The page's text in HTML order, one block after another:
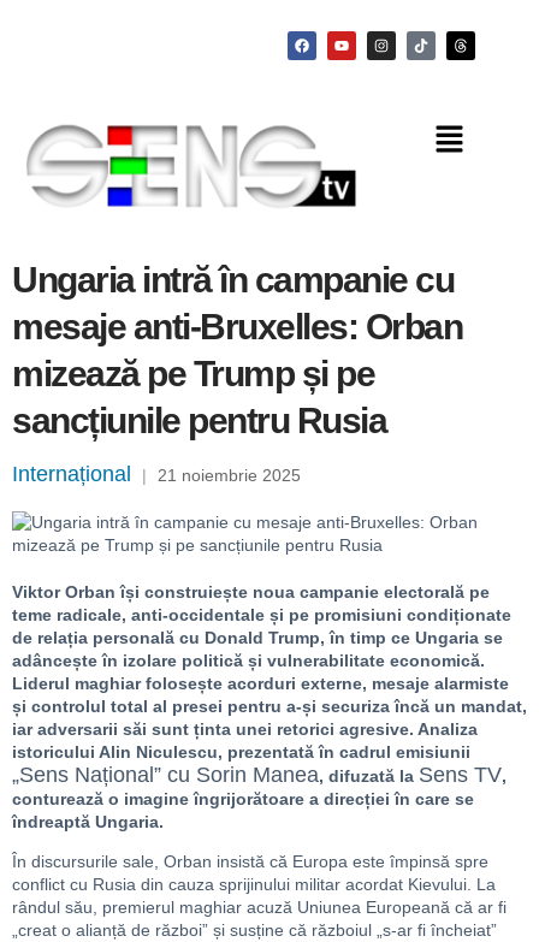
Ungaria intră în campanie cu
mesaje anti-Bruxelles: Orban
mizează pe Trump și pe
sancțiunile pentru Rusia
Internațional | 21 noiembrie 2025
Viktor Orban își construiește noua campanie electorală pe
teme radicale, anti-occidentale și pe promisiuni condiționate
de relația personală cu Donald Trump, în timp ce Ungaria se
adâncește în izolare politică și vulnerabilitate economică.
Liderul maghiar folosește acorduri externe, mesaje alarmiste
și controlul total al presei pentru a-și securiza încă un mandat,
iar adversarii săi sunt ținta unei retorici agresive. Analiza
istoricului Alin Niculescu, prezentată în cadrul emisiunii
„Sens Național” cu Sorin Manea, difuzată la Sens TV,
conturează o imagine îngrijorătoare a direcției în care se
îndreaptă Ungaria.
În discursurile sale, Orban insistă că Europa este împinsă spre
conflict cu Rusia din cauza sprijinului militar acordat Kievului. La
rândul său, premierul maghiar acuză Uniunea Europeană că ar fi
„creat o alianță de război” și susține că războiul „s-ar fi încheiat”